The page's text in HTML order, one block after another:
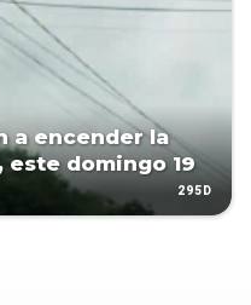
a encender la
este domingo 19
295D